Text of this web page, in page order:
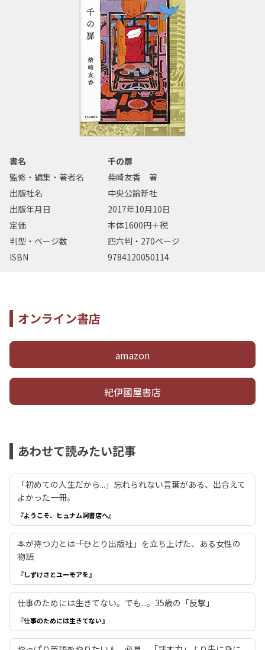
書名
千の扉
監修・編集・著者名
柴崎友香 著
出版社名
中央公論新社
出版年月日
2017年10月10日
定価
本体1600円＋税
判型・ページ数
四六判・270ページ
ISBN
9784120050114
オンライン書店
amazon
紀伊國屋書店
あわせて読みたい記事
「初めての人生だから...」忘れられない言葉がある、出合えて
よかった一冊。
『ようこそ、ヒュナム洞書店へ』
本が持つ力とは――「ひとり出版社」を立ち上げた、ある女性の
物語
『しずけさとユーモアを』
仕事のためには生きてない。でも...。35歳の「反撃」
『仕事のためには生きてない』